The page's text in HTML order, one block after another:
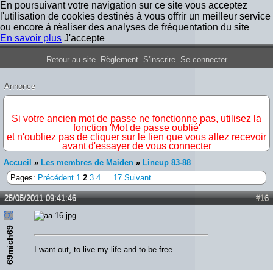
En poursuivant votre navigation sur ce site vous acceptez
l'utilisation de cookies destinés à vous offrir un meilleur service
ou encore à réaliser des analyses de fréquentation du site
En savoir plus J'accepte
Forum Iron Maiden France
Retour au site Règlement S'inscrire Se connecter
Annonce
Si votre ancien mot de passe ne fonctionne pas, utilisez la
fonction 'Mot de passe oublié'
et n'oubliez pas de cliquer sur le lien que vous allez recevoir
avant d'essayer de vous connecter
Accueil » Les membres de Maiden » Lineup 83-88
Pages: Précédent 1 2 3 4 … 17 Suivant
#16
25/05/2011 09:41:46
69mich69 I want out, to live my life and to be free